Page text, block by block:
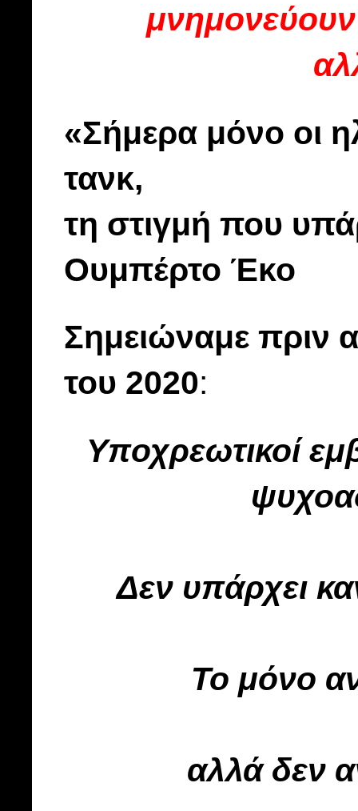
«Σήμερα μόνο οι
τανκ,
τη στιγμή που
Ουμπέρτο Έκο
Σημειώναμε πριν
του 2020:
Υποχρεωτικοί
Δεν υπάρχει
Το μόνο
αλλά δεν